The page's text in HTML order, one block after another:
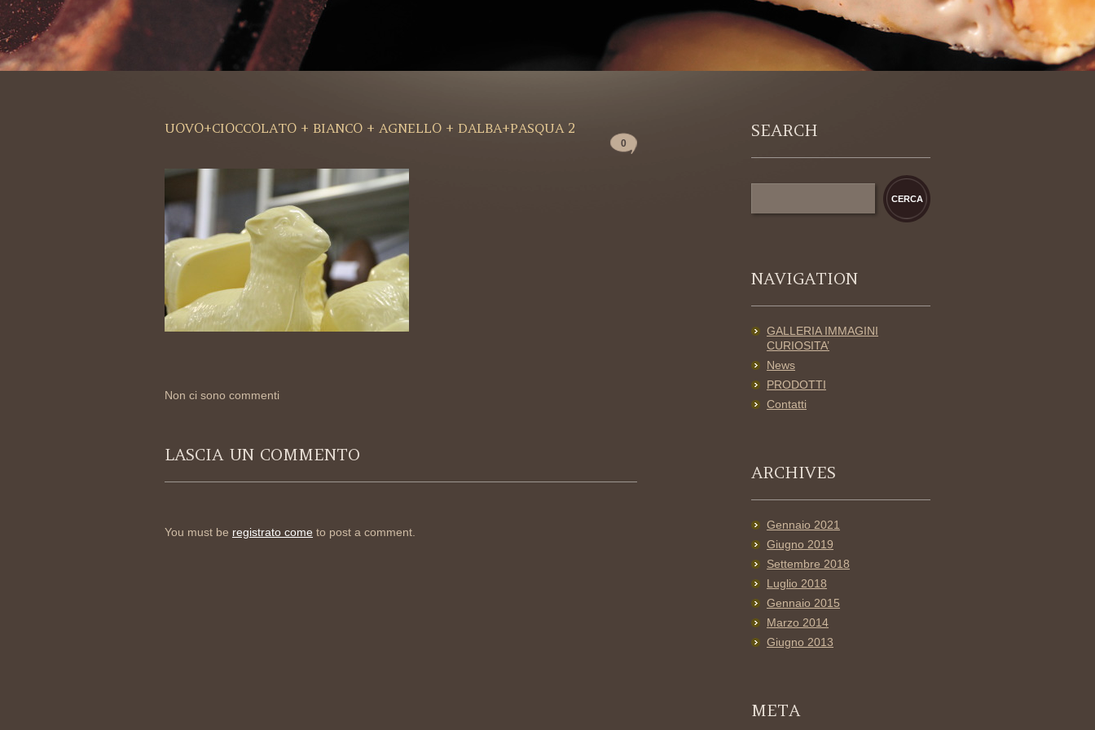
0
UOVO+CIOCCOLATO + BIANCO + AGNELLO + DALBA+PASQUA 2
Non ci sono commenti
LASCIA UN COMMENTO
You must be registrato come to post a comment.
SEARCH
NAVIGATION
GALLERIA IMMAGINI
CURIOSITA’
News
PRODOTTI
Contatti
ARCHIVES
Gennaio 2021
Giugno 2019
Settembre 2018
Luglio 2018
Gennaio 2015
Marzo 2014
Giugno 2013
META